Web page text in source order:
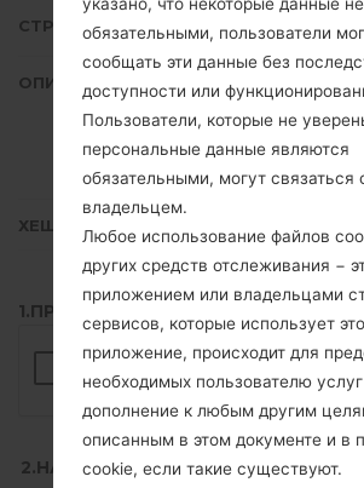
СТРАНА
ОПИСАНИЕ
Movistar,
go, mobil R,
zztel,
ONO, Tuenti,
Telecom,
ХЕШ
1.ПРОВЕРИТЬ НАЛИЧИЕ RECAPTCHA
2.НАЖМИТЕ, ЧТОБЫ СКАЧАТЬ
обязательными, пользователи
сообщать эти данные без
доступности или
Пользователи, которые не
персональные данные являются
обязательными, могут связаться
владельцем.
Любое использование файлов
других средств отслеживания −
приложением или владельцами
сервисов, которые использует это
приложение, происходит для
необходимых пользователю
дополнение к любым другим
описанным в этом документе и в
cookie, если такие существуют.